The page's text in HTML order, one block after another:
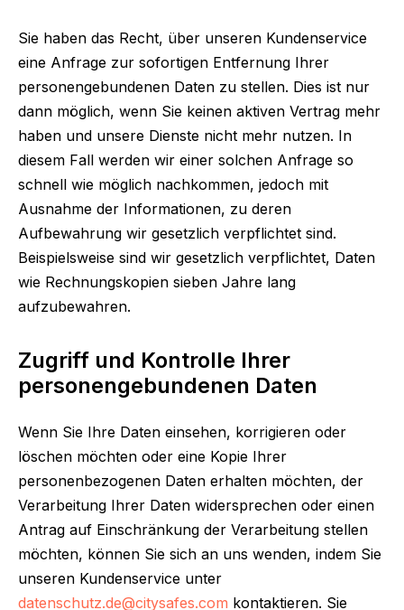
Sie haben das Recht, über unseren Kundenservice
eine Anfrage zur sofortigen Entfernung Ihrer
personengebundenen Daten zu stellen. Dies ist nur
dann möglich, wenn Sie keinen aktiven Vertrag mehr
haben und unsere Dienste nicht mehr nutzen. In
diesem Fall werden wir einer solchen Anfrage so
schnell wie möglich nachkommen, jedoch mit
Ausnahme der Informationen, zu deren
Aufbewahrung wir gesetzlich verpflichtet sind.
Beispielsweise sind wir gesetzlich verpflichtet, Daten
wie Rechnungskopien sieben Jahre lang
aufzubewahren.
Zugriff und Kontrolle Ihrer
personengebundenen Daten
Wenn Sie Ihre Daten einsehen, korrigieren oder
löschen möchten oder eine Kopie Ihrer
personenbezogenen Daten erhalten möchten, der
Verarbeitung Ihrer Daten widersprechen oder einen
Antrag auf Einschränkung der Verarbeitung stellen
möchten, können Sie sich an uns wenden, indem Sie
unseren Kundenservice unter
datenschutz.de@citysafes.com kontaktieren. Sie